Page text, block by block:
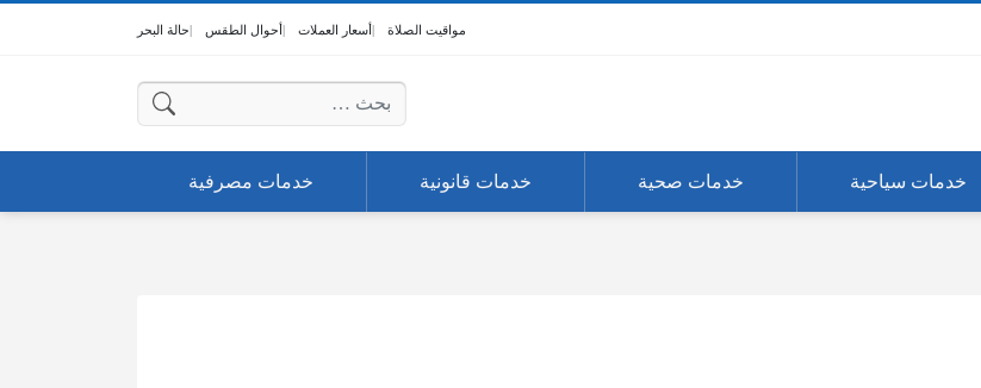
مواقيت الصلاة أسعار العملات أحوال الطقس حالة البحر
البحث عن:
خدمات سياحية خدمات صحية خدمات قانونية خدمات مصرفية